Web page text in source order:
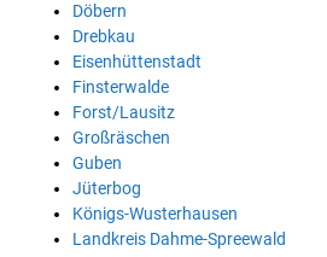
Döbern
Drebkau
Eisenhüttenstadt
Finsterwalde
Forst/Lausitz
Großräschen
Guben
Jüterbog
Königs-Wusterhausen
Landkreis Dahme-Spreewald